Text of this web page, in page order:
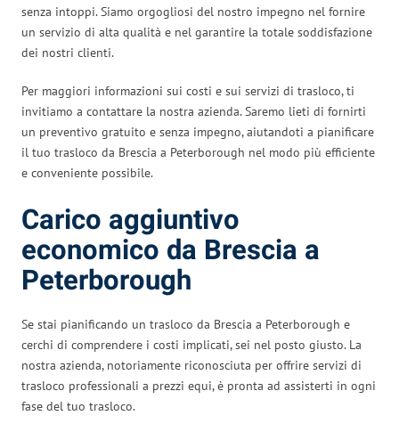
senza intoppi. Siamo orgogliosi del nostro impegno nel fornire
un servizio di alta qualità e nel garantire la totale soddisfazione
dei nostri clienti.
Per maggiori informazioni sui costi e sui servizi di trasloco, ti
invitiamo a contattare la nostra azienda. Saremo lieti di fornirti
un preventivo gratuito e senza impegno, aiutandoti a pianificare
il tuo trasloco da Brescia a Peterborough nel modo più efficiente
e conveniente possibile.
Carico aggiuntivo
economico da Brescia a
Peterborough
Se stai pianificando un trasloco da Brescia a Peterborough e
cerchi di comprendere i costi implicati, sei nel posto giusto. La
nostra azienda, notoriamente riconosciuta per offrire servizi di
trasloco professionali a prezzi equi, è pronta ad assisterti in ogni
fase del tuo trasloco.